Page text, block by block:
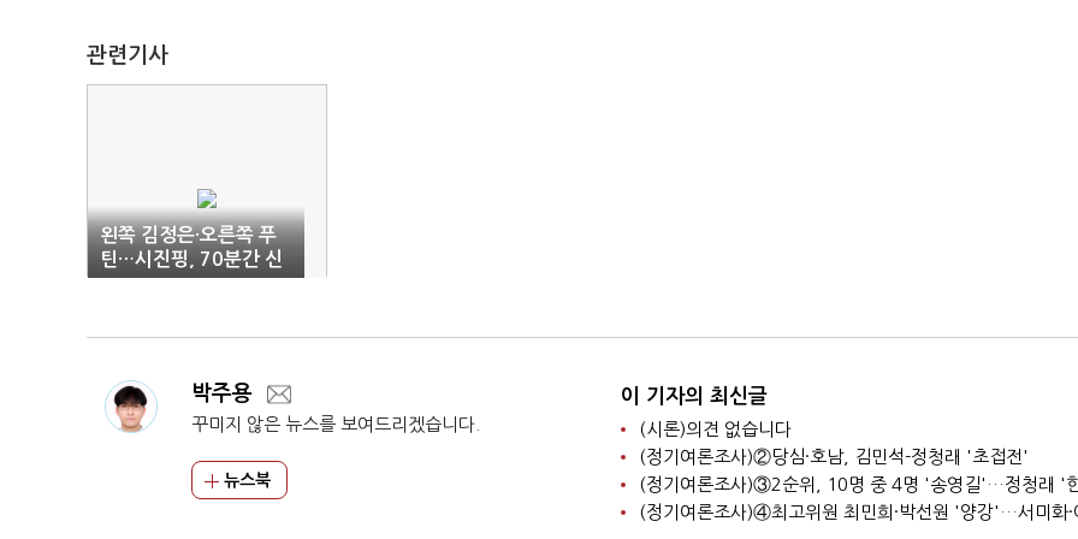
관련기사
왼쪽 김정은·오른쪽 푸
틴…시진핑, 70분간 신
무기 공개
박주용
꾸미지 않은 뉴스를 보여드리겠습니다.
뉴스북
이 기자의 최신글
(시론)의견 없습니다
(정기여론조사)②당심·호남, 김민석-정청래 '초접전'